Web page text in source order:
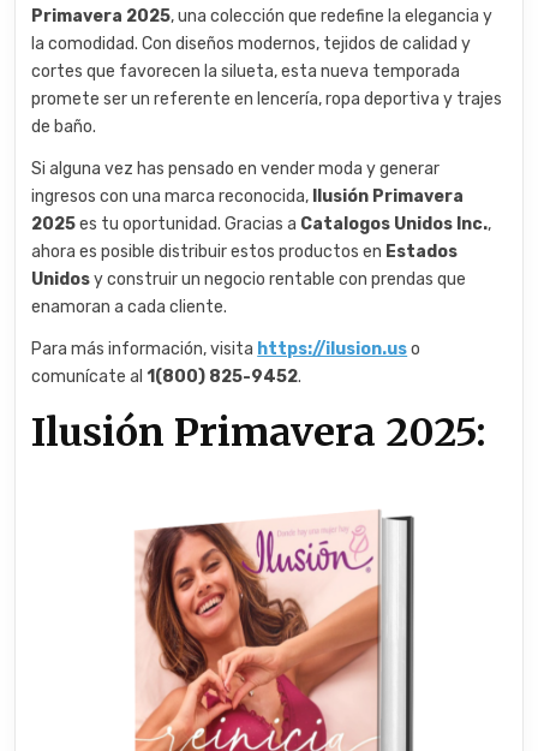
Primavera 2025, una colección que redefine la elegancia y
la comodidad. Con diseños modernos, tejidos de calidad y
cortes que favorecen la silueta, esta nueva temporada
promete ser un referente en lencería, ropa deportiva y trajes
de baño.
Si alguna vez has pensado en vender moda y generar
ingresos con una marca reconocida,
Ilusión Primavera
2025es tu oportunidad. Gracias a Catalogos Unidos Inc.,
ahora es posible distribuir estos productos en Estados
Unidosy construir un negocio rentable con prendas que
enamoran a cada cliente.
Para más información, visita https://ilusion.uso
comunícate al1(800) 825-9452.
Ilusión Primavera 2025: